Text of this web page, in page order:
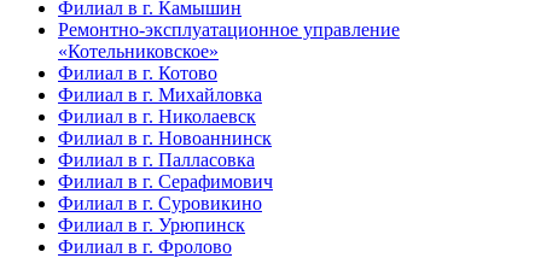
Филиал в г. Камышин
Ремонтно-эксплуатационное управление
«Котельниковское»
Филиал в г. Котово
Филиал в г. Михайловка
Филиал в г. Николаевск
Филиал в г. Новоаннинск
Филиал в г. Палласовка
Филиал в г. Серафимович
Филиал в г. Суровикино
Филиал в г. Урюпинск
Филиал в г. Фролово